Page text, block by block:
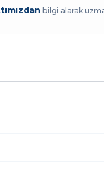
bilgi alarak